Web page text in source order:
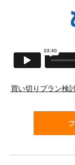
買い切りプラン検